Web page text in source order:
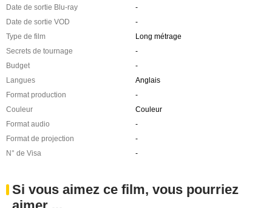
Date de sortie Blu-ray
-
Date de sortie VOD
-
Type de film
Long métrage
Secrets de tournage
-
Budget
-
Langues
Anglais
Format production
-
Couleur
Couleur
Format audio
-
Format de projection
-
N° de Visa
-
Si vous aimez ce film, vous pourriez
aimer ...